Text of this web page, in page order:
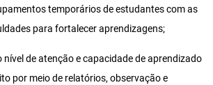
temporários de estudantes com as
para fortalecer aprendizagens;
nível de atenção e capacidade de aprendizado
por meio de relatórios, observação e